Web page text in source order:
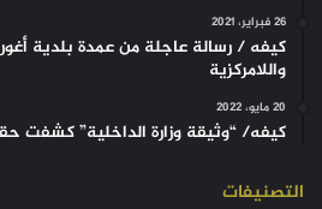
26 فبراير، 2021
كيفه / رسالة عاجلة من عمدة بلدية
واللامركزية
20 مايو، 2022
كيفه/ “وثيقة وزارة الداخلية” كشفت
التصنيفات